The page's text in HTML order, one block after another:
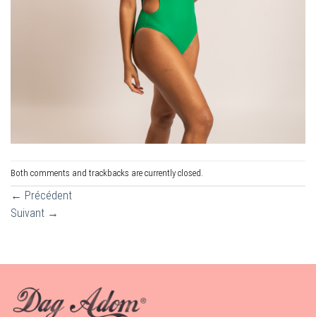
Both comments and trackbacks are currently closed.
← Précédent
Suivant →